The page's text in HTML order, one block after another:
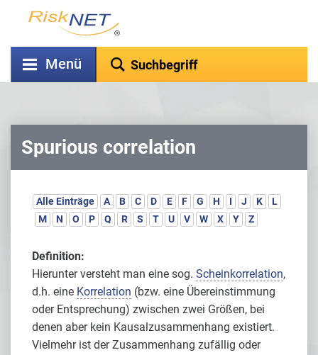
Menü
Spurious correlation
Alle Einträge A B C D E F G H I J K
L
M
N O P Q R S T U V W X Y Z
Definition:
Hierunter versteht man eine sog. Scheinkorrelation,
d.h. eine Korrelation (bzw. eine Übereinstimmung
oder Entsprechung) zwischen zwei Größen, bei
denen aber kein Kausalzusammenhang existiert.
Vielmehr ist der Zusammenhang zufällig oder